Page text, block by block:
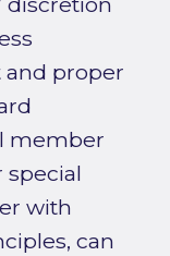
proper
member
special
with
can